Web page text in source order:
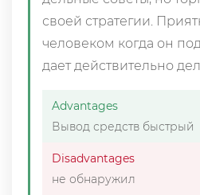
своей стратегии.
человеком когда он
дает действительно
Advantages
Вывод средств быстрый
Disadvantages
не обнаружил